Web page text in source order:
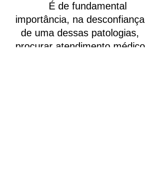
É de fundamental
importância, na desconfiança
de uma dessas patologias,
procurar atendimento médico